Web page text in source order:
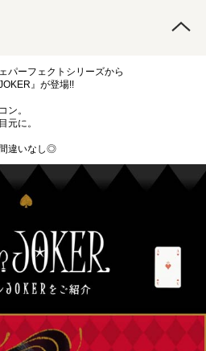
パーフェクトシリーズから
』が登場!!
ン。
元に。
違いなし◎